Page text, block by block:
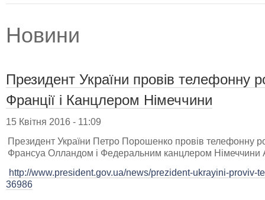
Новини
Президент України провів телефонну
Франції і Канцлером Німеччини
15 Квітня 2016 - 11:09
Президент України Петро Порошенко провів телефонну
Франсуа Олландом і Федеральним канцлером Німеччини
http://www.president.gov.ua/news/prezident-ukrayini-proviv-
36986